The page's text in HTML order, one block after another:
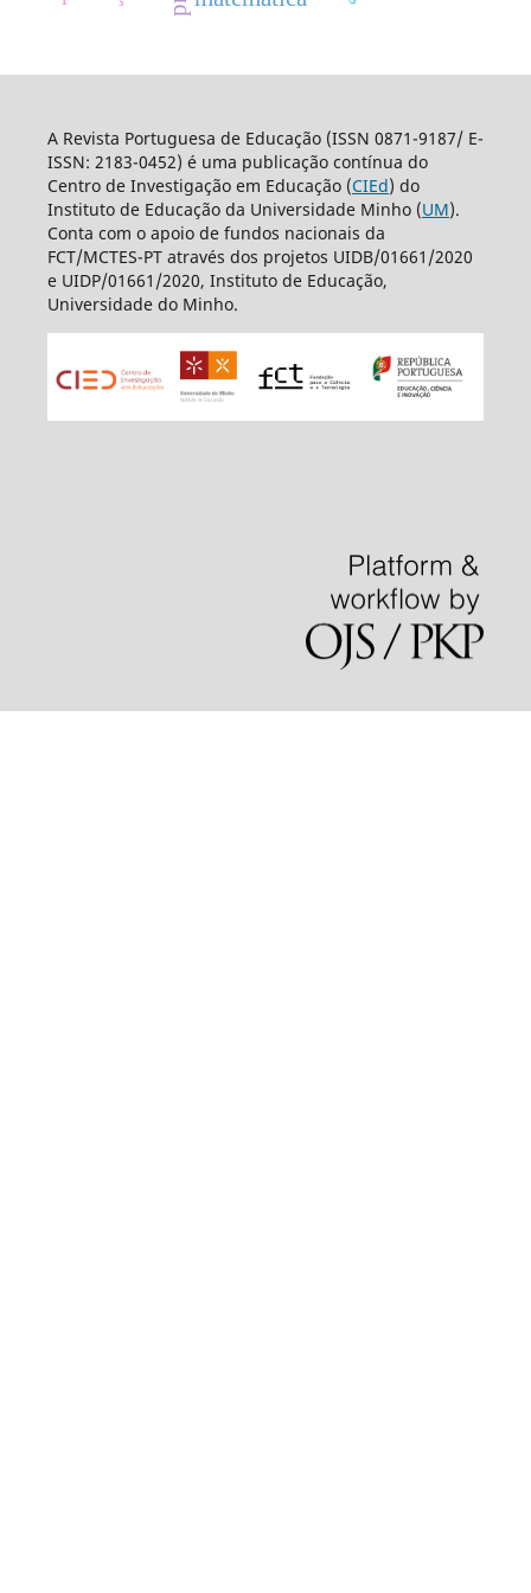
A Revista Portuguesa de Educação (ISSN 0871-9187/ E-
ISSN: 2183-0452) é uma publicação contínua do
Centro de Investigação em Educação (CIEd) do
Instituto de Educação da Universidade Minho (UM).
Conta com o apoio de fundos nacionais da
FCT/MCTES-PT através dos projetos UIDB/01661/2020
e UIDP/01661/2020, Instituto de Educação,
Universidade do Minho.